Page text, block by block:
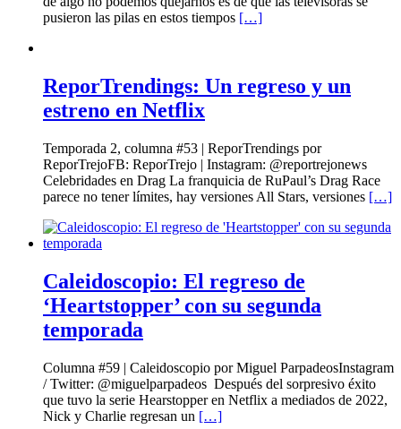
pusieron las pilas en estos tiempos […]
ReporTrendings: Un regreso y un
estreno en Netflix
Temporada 2, columna #53 | ReporTrendings por
ReporTrejoFB: ReporTrejo | Instagram: @reportrejonews
Celebridades en Drag La franquicia de RuPaul’s Drag Race
parece no tener límites, hay versiones All Stars, versiones […]
Caleidoscopio: El regreso de
‘Heartstopper’ con su segunda
temporada
Columna #59 | Caleidoscopio por Miguel ParpadeosInstagram
/ Twitter: @miguelparpadeos Después del sorpresivo éxito
que tuvo la serie Hearstopper en Netflix a mediados de 2022,
Nick y Charlie regresan un […]